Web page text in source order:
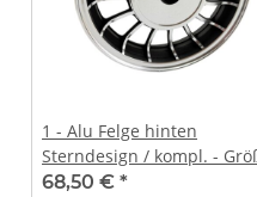
1 - Alu Felge hinten
Sterndesign / kompl. -
MT2.15x10
68,50 € *